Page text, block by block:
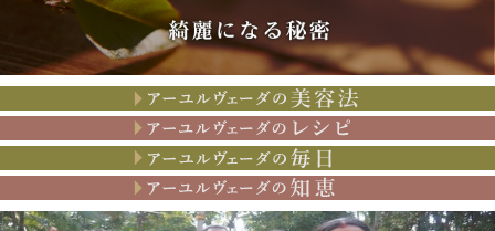
アーユルヴェーダの美容法
アーユルヴェーダのレシピ
アーユルヴェーダの思考
アーユルヴェーダの知恵